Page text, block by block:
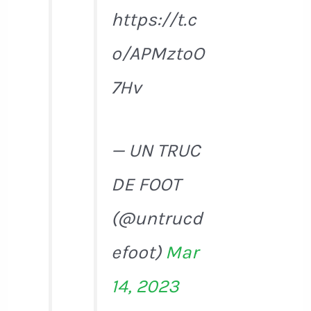
https://t.c
o/APMztoO
7Hv
— UN TRUC
DE FOOT
(@untrucd
efoot) Mar
14, 2023